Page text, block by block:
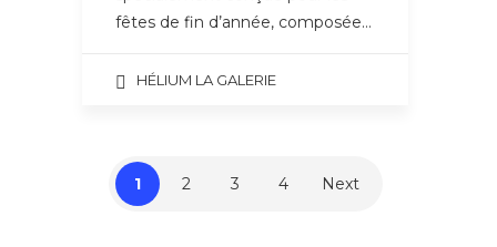
fêtes de fin d’année, composée…
HÉLIUM LA GALERIE
1 2 3 4 Next